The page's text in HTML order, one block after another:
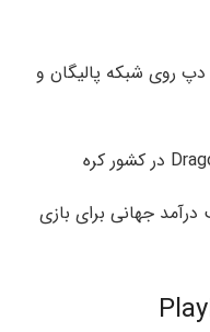
دپ روی شبکه پالیگان و
درآمد جهانی برای بازی